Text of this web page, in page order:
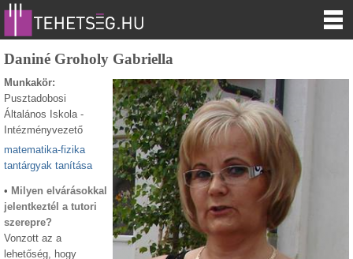
Daniné Groholy Gabriella
Munkakör:
Pusztadobosi
Általános Iskola -
Intézményvezető
matematika-fizika
tantárgyak tanítása
• Milyen elvárásokkal
jelentkeztél a tutori
szerepre?
Vonzott az a
lehetőség, hogy